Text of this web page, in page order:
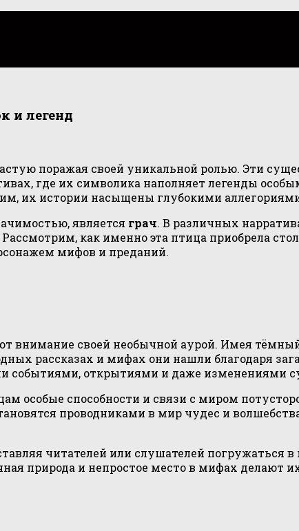
и легенд
поражая своей уникальной ролью. Эти
где их символика наполняет легенды
их истории насыщены глубокими
является грач. В различных
как именно эта птица приобрела
мифов и преданий.
своей необычной аурой. Имея
рассказах и мифах они нашли благодаря
событиями, открытиями и даже изменениями
особые способности и связи с миром
проводниками в мир чудес и
читателей или слушателей погружаться
природа и непростое место в мифах делают